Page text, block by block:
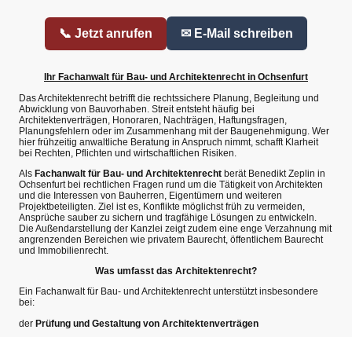
📞 Jetzt anrufen ✉ E-Mail schreiben
Ihr Fachanwalt für Bau- und Architektenrecht in Ochsenfurt
Das Architektenrecht betrifft die rechtssichere Planung, Begleitung und
Abwicklung von Bauvorhaben. Streit entsteht häufig bei
Architektenverträgen, Honoraren, Nachträgen, Haftungsfragen,
Planungsfehlern oder im Zusammenhang mit der Baugenehmigung. Wer
hier frühzeitig anwaltliche Beratung in Anspruch nimmt, schafft Klarheit
bei Rechten, Pflichten und wirtschaftlichen Risiken.
Als Fachanwalt für Bau- und Architektenrecht berät Benedikt Zeplin in
Ochsenfurt bei rechtlichen Fragen rund um die Tätigkeit von Architekten
und die Interessen von Bauherren, Eigentümern und weiteren
Projektbeteiligten. Ziel ist es, Konflikte möglichst früh zu vermeiden,
Ansprüche sauber zu sichern und tragfähige Lösungen zu entwickeln.
Die Außendarstellung der Kanzlei zeigt zudem eine enge Verzahnung mit
angrenzenden Bereichen wie privatem Baurecht, öffentlichem Baurecht
und Immobilienrecht.
Was umfasst das Architektenrecht?
Ein Fachanwalt für Bau- und Architektenrecht unterstützt insbesondere
bei:
der Prüfung und Gestaltung von Architektenverträgen